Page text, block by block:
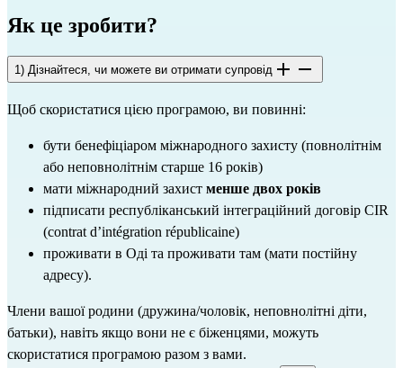
Як це зробити?
1) Дізнайтеся, чи можете ви отримати супровід
Щоб скористатися цією програмою, ви повинні:
бути бенефіціаром міжнародного захисту (повнолітнім
або неповнолітнім старше 16 років)
мати міжнародний захист менше двох років
підписати республіканський інтеграційний договір CIR
(contrat d’intégration républicaine)
проживати в Оді та проживати там (мати постійну
адресу).
Члени вашої родини (дружина/чоловік, неповнолітні діти,
батьки), навіть якщо вони не є біженцями, можуть
скористатися програмою разом з вами.